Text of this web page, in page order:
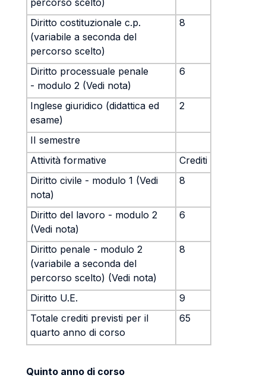
percorso scelto)
Diritto costituzionale c.p.
(variabile a seconda del
percorso scelto)
8
Diritto processuale penale
- modulo 2 (Vedi nota)
6
Inglese giuridico (didattica ed
esame)
2
II semestre
Attività formative
Crediti
Diritto civile - modulo 1 (Vedi
nota)
8
Diritto del lavoro - modulo 2
(Vedi nota)
6
Diritto penale - modulo 2
(variabile a seconda del
percorso scelto) (Vedi nota)
8
Diritto U.E.
9
Totale crediti previsti per il
quarto anno di corso
65
Quinto anno di corso